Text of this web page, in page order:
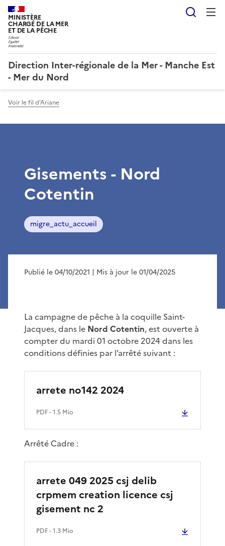
MINISTÈRE
CHARGÉ DE LA MER
ET DE LA PÊCHE
Direction Inter-régionale de la Mer - Manche Est
- Mer du Nord
Voir le fil d'Ariane
Gisements - Nord
Cotentin
migre_actu_accueil
Publié le 04/10/2021 | Mis à jour le 01/04/2025
La campagne de pêche à la coquille Saint-
Jacques, dans le Nord Cotentin, est ouverte à
compter du mardi 01 octobre 2024 dans les
conditions définies par l’arrêté suivant :
arrete no142 2024
PDF- 1.5 Mio
Arrêté Cadre :
arrete 049 2025 csj delib
crpmem creation licence csj
gisement nc 2
PDF- 1.3 Mio